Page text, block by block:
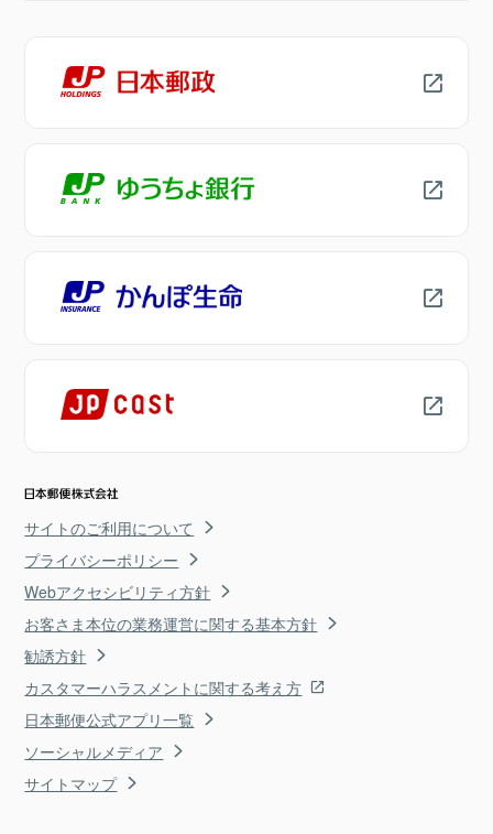
サイトのご利用について
プライバシーポリシー
Webアクセシビリティ方針
お客さま本位の業務運営に関する基本方針
勧誘方針
カスタマーハラスメントに関する考え方
日本郵便公式アプリ一覧
ソーシャルメディア
サイトマップ